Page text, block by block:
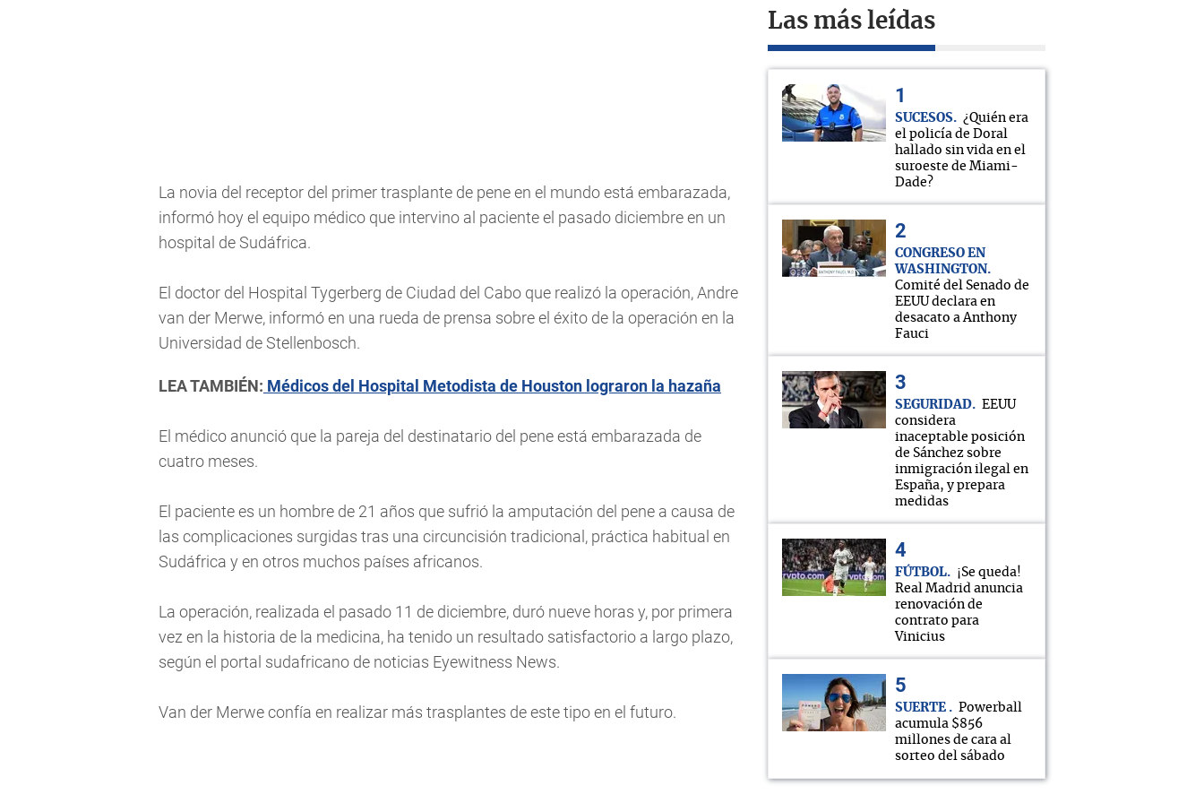
La novia del receptor del primer trasplante de pene en el mundo está embarazada,
informó hoy el equipo médico que intervino al paciente el pasado diciembre en un
hospital de Sudáfrica.
El doctor del Hospital Tygerberg de Ciudad del Cabo que realizó la operación, Andre
van der Merwe, informó en una rueda de prensa sobre el éxito de la operación en la
Universidad de Stellenbosch.
LEA TAMBIÉN: Médicos del Hospital Metodista de Houston lograron la hazaña
El médico anunció que la pareja del destinatario del pene está embarazada de
cuatro meses.
El paciente es un hombre de 21 años que sufrió la amputación del pene a causa de
las complicaciones surgidas tras una circuncisión tradicional, práctica habitual en
Sudáfrica y en otros muchos países africanos.
La operación, realizada el pasado 11 de diciembre, duró nueve horas y, por primera
vez en la historia de la medicina, ha tenido un resultado satisfactorio a largo plazo,
según el portal sudafricano de noticias Eyewitness News.
Van der Merwe confía en realizar más trasplantes de este tipo en el futuro.
Las más leídas
SUCESOS
¿Quién era
el policía de Doral
hallado sin vida en el
suroeste de Miami-
Dade?
CONGRESO EN
WASHINGTON
Comité del Senado de
EEUU declara en
desacato a Anthony
Fauci
SEGURIDAD
EEUU
considera
inaceptable posición
de Sánchez sobre
inmigración ilegal en
España, y prepara
medidas
FÚTBOL
¡Se queda!
Real Madrid anuncia
renovación de
contrato para
Vinicius
SUERTE
Powerball
acumula $856
millones de cara al
sorteo del sábado